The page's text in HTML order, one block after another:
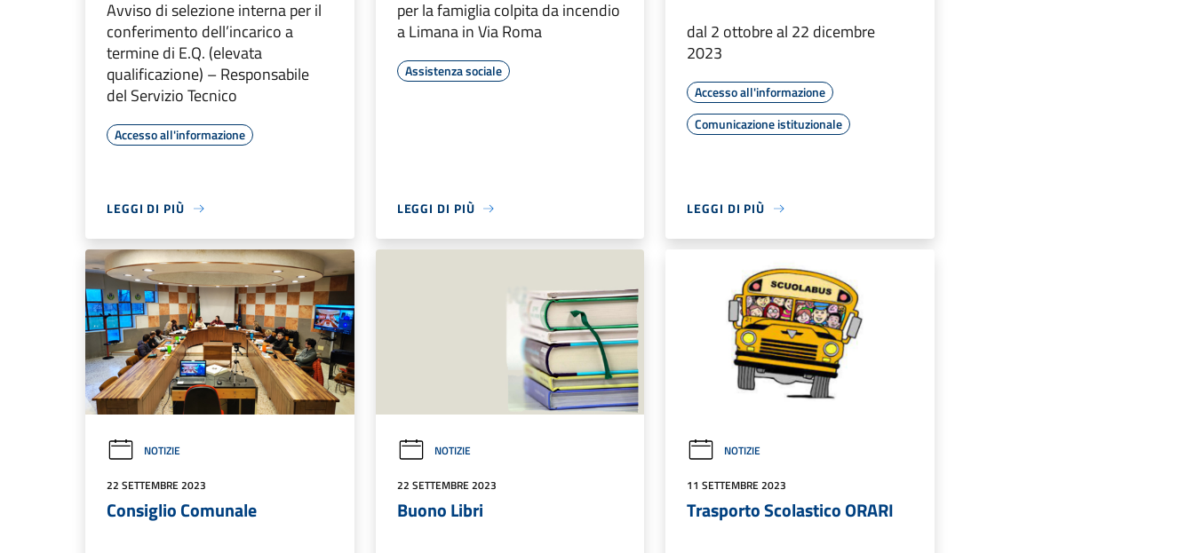
Avviso di selezione interna per il
conferimento dell’incarico a
termine di E.Q. (elevata
qualificazione) – Responsabile
del Servizio Tecnico
Accesso all'informazione
LEGGI DI PIÙ
per la famiglia colpita da incendio
a Limana in Via Roma
Assistenza sociale
LEGGI DI PIÙ
dal 2 ottobre al 22 dicembre
2023
Accesso all'informazione
Comunicazione istituzionale
LEGGI DI PIÙ
NOTIZIE
22 SETTEMBRE 2023
Consiglio Comunale
NOTIZIE
22 SETTEMBRE 2023
Buono Libri
NOTIZIE
11 SETTEMBRE 2023
Trasporto Scolastico ORARI